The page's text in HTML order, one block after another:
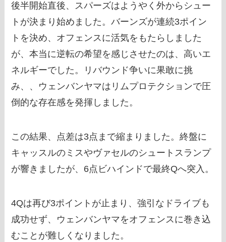
後半開始直後、スパーズはようやく外からシュー
トが決まり始めました。バーンズが連続3ポイン
トを決め、オフェンスに活気をもたらしました
が、本当に逆転の希望を感じさせたのは、高いエ
ネルギーでした。リバウンド争いに果敢に挑
み、、ウェンバンヤマはリムプロテクションで圧
倒的な存在感を発揮しました。
この結果、点差は3点まで縮まりました。終盤に
キャッスルのミスやヴァセルのシュートスランプ
が響きましたが、6点ビハインドで最終Qへ突入。
4Qは再び3ポイントが止まり、強引なドライブも
成功せず、ウェンバンヤマをオフェンスに巻き込
むことが難しくなりました。